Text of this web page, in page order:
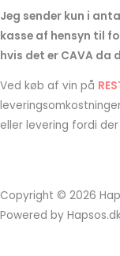
Jeg sender kun i
kasse af hensyn til
hvis det er CAVA da
Ved køb af vin på
eller levering fordi
Copyright © 2026
Powered by